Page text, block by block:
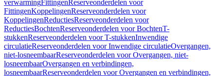
verwarmingFittingenReserveonderdelen voor
FittingenKoppelingenReserveonderdelen voor
KoppelingenReductiesReserveonderdelen voor
ReductiesBochtenReserveonderdelen voor BochtenT-
stukkenReserveonderdelen voor T-stukkenInwendige
circulatieReserveonderdelen voor Inwendige circulatieOvergangen,
niet-losneembaarReserveonderdelen voor Overgangen, niet-
losneembaarOvergangen en verbindingen,
losneembaarReserveonderdelen voor Overgangen en verbindingen,